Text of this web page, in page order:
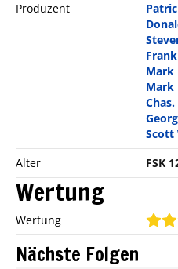
Produzent
Mark
Mark
Scott
Alter
FSK
Wertung
Wertung
Nächste Folgen